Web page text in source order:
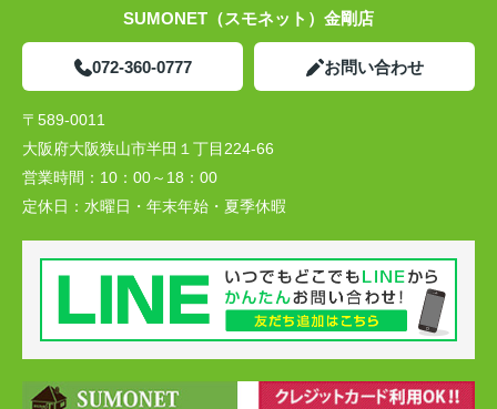
SUMONET（スモネット）金剛店
072-360-0777 お問い合わせ
〒589-0011
大阪府大阪狭山市半田１丁目224-66
営業時間： 10：00～18：00
定休日： 水曜日・年末年始・夏季休暇